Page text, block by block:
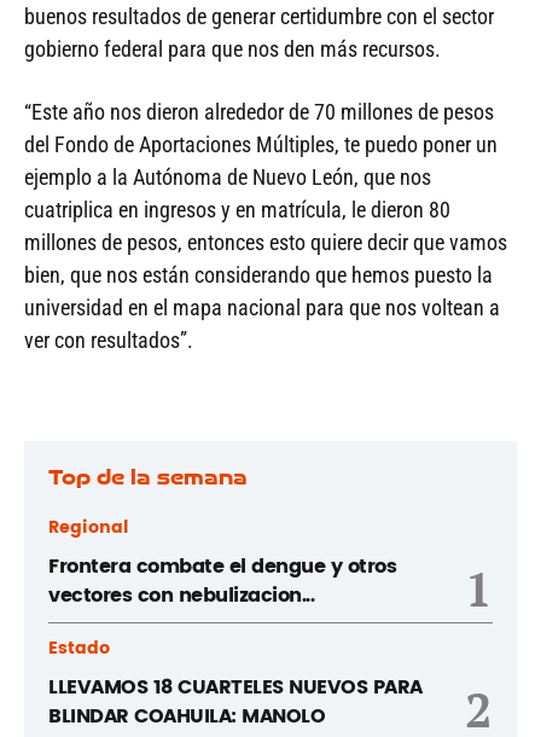
buenos resultados de generar certidumbre con el sector
gobierno federal para que nos den más recursos.
“Este año nos dieron alrededor de 70 millones de pesos
del Fondo de Aportaciones Múltiples, te puedo poner un
ejemplo a la Autónoma de Nuevo León, que nos
cuatriplica en ingresos y en matrícula, le dieron 80
millones de pesos, entonces esto quiere decir que vamos
bien, que nos están considerando que hemos puesto la
universidad en el mapa nacional para que nos voltean a
ver con resultados”.
Top de la semana
Regional
Frontera combate el dengue y otros
vectores con nebulizacion...
1
Estado
LLEVAMOS 18 CUARTELES NUEVOS PARA
BLINDAR COAHUILA: MANOLO
2